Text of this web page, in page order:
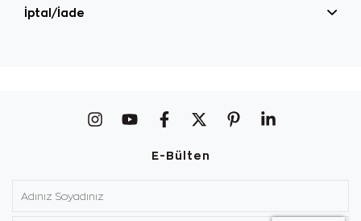
İptal/İade
E-Bülten